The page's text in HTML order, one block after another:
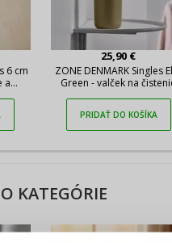
6 cm
a
25,90 €
ZONE DENMARK Singles
Green - valček na
PRIDAŤ DO KOŠÍKA
KATEGÓRIE
REGISTRÁCIA